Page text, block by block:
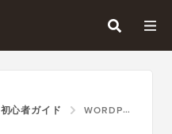
初心者ガイド WORDPRESS対静的HTML – ビジネスウェブサイトに最適なのは？